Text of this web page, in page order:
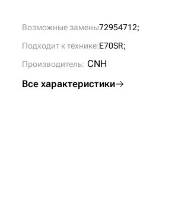
Возможные замены72954712;
Подходит к технике:E70SR;
Производитель: CNH
Все характеристики